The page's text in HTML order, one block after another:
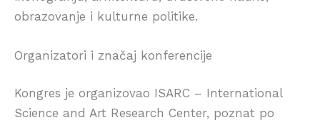
obrazovanje i kulturne politike.
Organizatori i značaj konferencije
Kongres je organizovao ISARC – International
Science and Art Research Center, poznat po